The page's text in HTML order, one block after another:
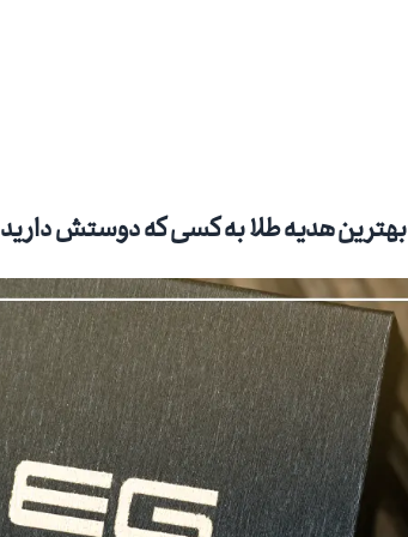
بهترین هدیه طلا به کسی که دوستش دارید